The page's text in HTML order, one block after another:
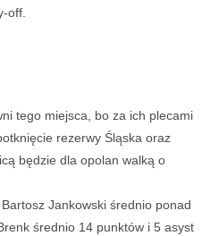
off.
tego miejsca, bo za ich plecami
rezerwy Śląska oraz
będzie dla opolan walką o
Jankowski średnio ponad
średnio 14 punktów i 5 asyst